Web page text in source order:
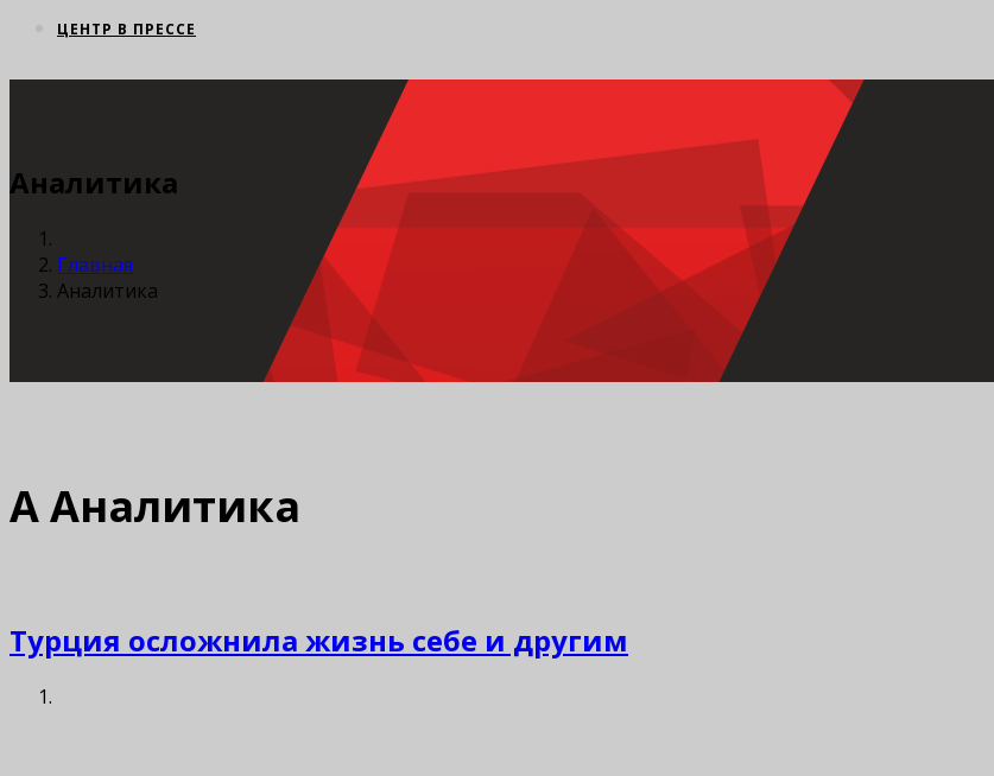
ЦЕНТР В ПРЕССЕ
Аналитика
Главная
Аналитика
ААналитика
Турция осложнила жизнь себе и другим